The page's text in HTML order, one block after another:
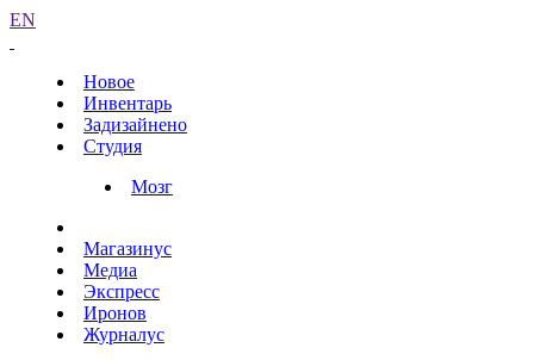
EN
Новое
Инвентарь
Задизайнено
Студия
Мозг
Магазинус
Медиа
Экспресс
Иронов
Журналус